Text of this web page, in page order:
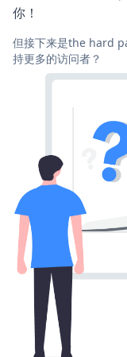
你！
但接下来是the hard
持更多的访问者？